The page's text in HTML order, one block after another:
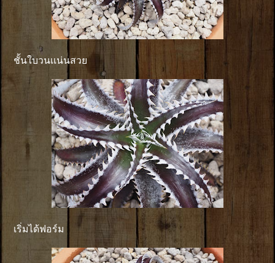
ชั้นใบวนเเน่นสวย
เริ่มได้ฟอร์ม